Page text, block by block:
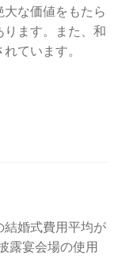
な価値をもたら
ます。また、和
ています。
婚式費用平均が
露宴会場の使用